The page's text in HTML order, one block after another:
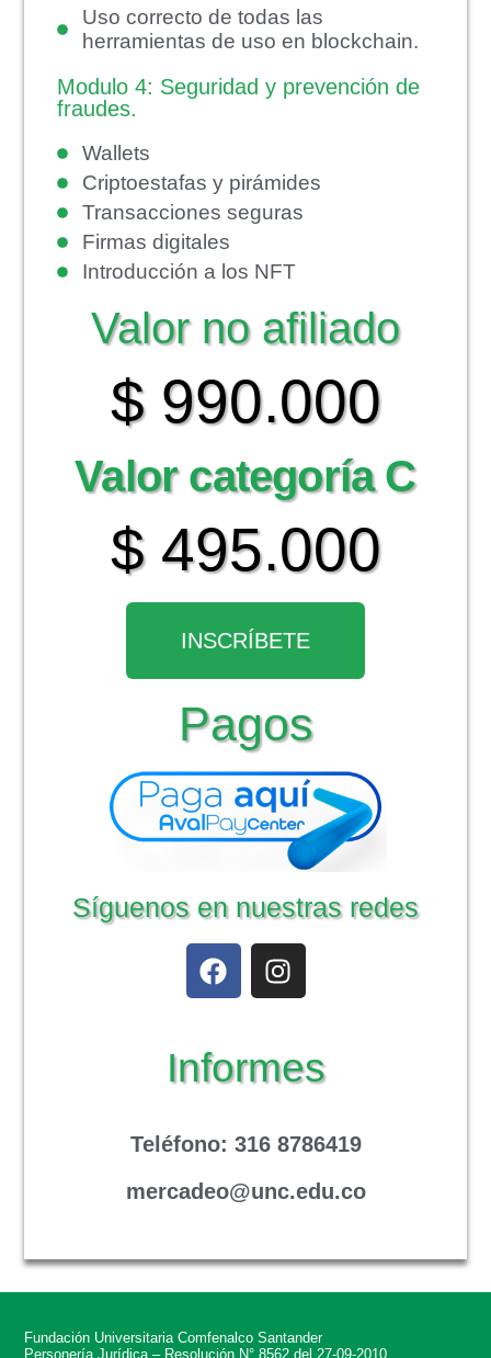
Uso correcto de todas las
herramientas de uso en blockchain.
Modulo 4: Seguridad y prevención de
fraudes.
Wallets
Criptoestafas y pirámides
Transacciones seguras
Firmas digitales
Introducción a los NFT
Valor no afiliado
$ 990.000
Valor categoría C
$ 495.000
INSCRÍBETE
Pagos
Síguenos en nuestras redes
Informes
Teléfono: 316 8786419
mercadeo@unc.edu.co
Fundación Universitaria Comfenalco Santander
Personería Jurídica – Resolución N° 8562 del 27-09-2010